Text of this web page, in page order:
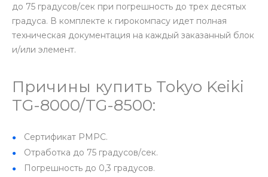
до 75 градусов/сек при погрешность до трех десятых
градуса. В комплекте к гирокомпасу идет полная
техническая документация на каждый заказанный блок
и/или элемент.
Причины купить Tokyo Keiki
TG-8000/TG-8500:
Сертификат РМРС.
Отработка до 75 градусов/сек.
Погрешность до 0,3 градусов.